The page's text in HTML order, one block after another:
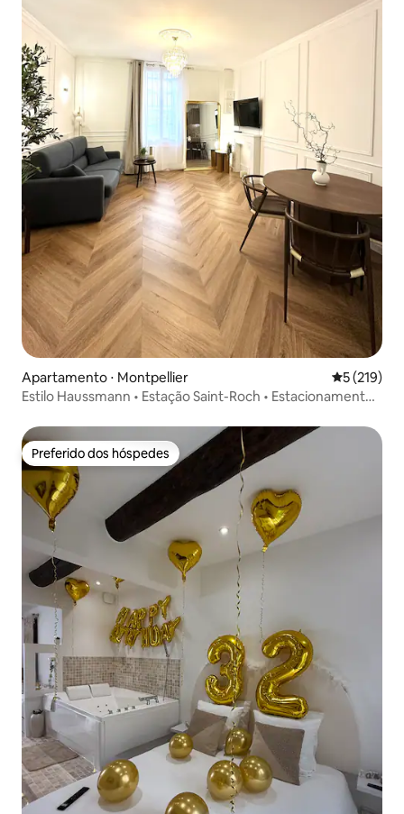
Apartamento ⋅ Montpellier 5 de uma
5 (219)
Estilo Haussmann • Estação Saint-Roch • Estacionamento •
Preferido dos hóspedes
Preferido dos hóspedes